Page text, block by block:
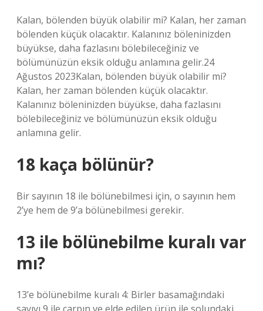
Kalan, bölenden büyük olabilir mi? Kalan, her zaman
bölenden küçük olacaktır. Kalanınız böleninizden
büyükse, daha fazlasını bölebileceğiniz ve
bölümünüzün eksik olduğu anlamına gelir.24
Ağustos 2023Kalan, bölenden büyük olabilir mi?
Kalan, her zaman bölenden küçük olacaktır.
Kalanınız böleninizden büyükse, daha fazlasını
bölebileceğiniz ve bölümünüzün eksik olduğu
anlamına gelir.
18 kaça bölünür?
Bir sayının 18 ile bölünebilmesi için, o sayının hem
2’ye hem de 9’a bölünebilmesi gerekir.
13 ile bölünebilme kuralı var
mı?
13’e bölünebilme kuralı 4: Birler basamağındaki